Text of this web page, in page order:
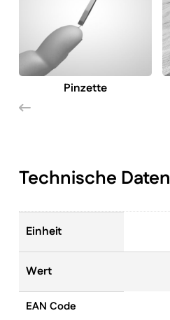
Pinzette
Technische Daten
Einheit
Wert
EAN Code